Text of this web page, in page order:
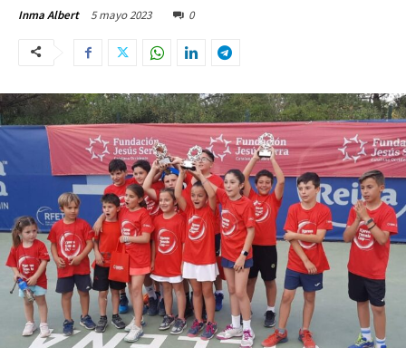
Inma Albert 5 mayo 2023 0